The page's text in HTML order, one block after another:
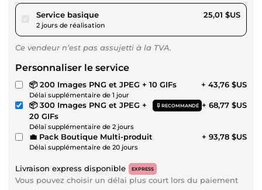
Service basiquepour 23,05 $US
2 jours de réalisation
25,01 $US
Ce vendeur n’est pas assujetti à la TVA.
Personnaliser le service
📦 200 Images PNG et JPEG + 10 GIFs
Délai supplémentaire de 1 jour
+ 43,76 $US
📦 300 Images PNG et JPEG +
20 GIFs
RECOMMANDÉ
Délai supplémentaire de 2 jours
+ 68,77 $US
💼 Pack Boutique Multi-produit
Délai supplémentaire de 20 jours
+ 93,78 $US
Livraison express disponible EXPRESS
Vous pouvez choisir un délai plus court lors du paiement